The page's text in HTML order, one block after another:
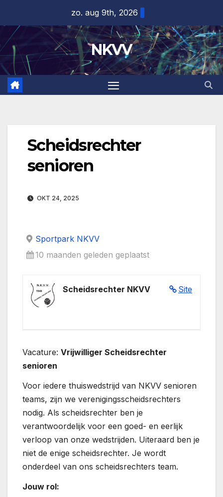
inhoud
zo. aug 9th, 2026
NKVV
Scheidsrechter
senioren
OKT 24, 2025
Sportpark NKVV
10 maanden geleden geplaatst
Site
Scheidsrechter NKVV
Vacature: Vrijwilliger Scheidsrechter
senioren
Voor iedere thuiswedstrijd van NKVV senioren
teams, zijn we verenigingsscheidsrechters
nodig. Als scheidsrechter ben je
verantwoordelijk voor een goed- en eerlijk
verloop van onze wedstrijden. Uiteraard ben je
niet de enige scheidsrechter. Je wordt
onderdeel van ons scheidsrechters team.
Jouw rol: